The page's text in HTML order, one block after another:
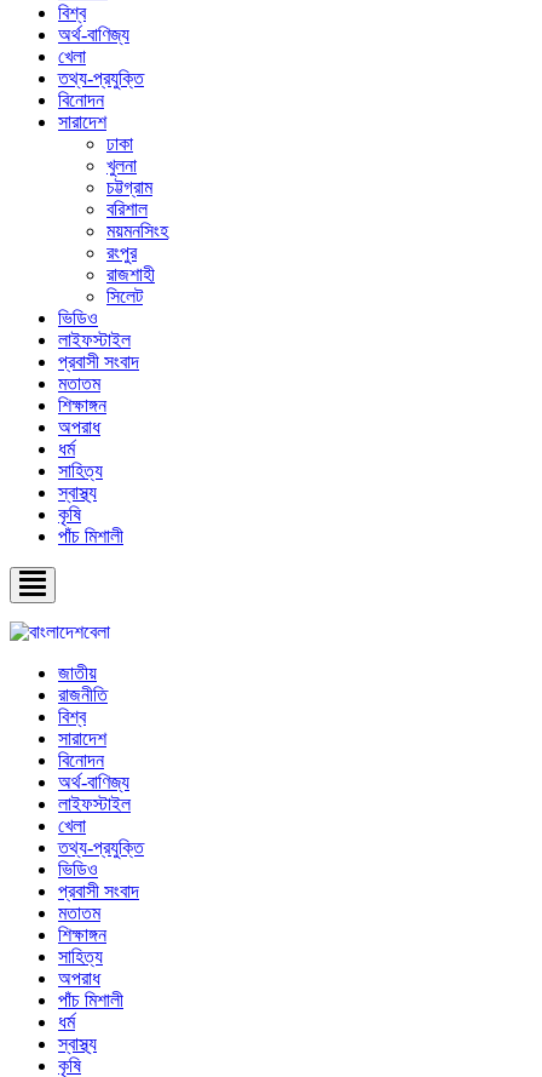
বিশ্ব
অর্থ-বাণিজ্য
খেলা
তথ্য-প্রযুক্তি
বিনোদন
সারাদেশ
ঢাকা
খুলনা
চট্টগ্রাম
বরিশাল
ময়মনসিংহ
রংপুর
রাজশাহী
সিলেট
ভিডিও
লাইফস্টাইল
প্রবাসী সংবাদ
মতাতম
শিক্ষাঙ্গন
অপরাধ
ধর্ম
সাহিত্য
স্বাস্থ্য
কৃষি
পাঁচ মিশালী
জাতীয়
রাজনীতি
বিশ্ব
সারাদেশ
বিনোদন
অর্থ-বাণিজ্য
লাইফস্টাইল
খেলা
তথ্য-প্রযুক্তি
ভিডিও
প্রবাসী সংবাদ
মতাতম
শিক্ষাঙ্গন
সাহিত্য
অপরাধ
পাঁচ মিশালী
ধর্ম
স্বাস্থ্য
কৃষি